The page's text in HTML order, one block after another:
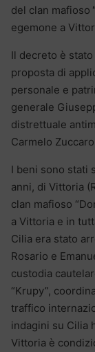
del clan mafioso
egemone a
Il decreto è
proposta di
personale e
generale
distrettuale
Carmelo
I beni sono stati
anni, di Vittoria
clan mafioso
a Vittoria e in
Cilia era stato
Rosario e
custodia
“Krupy”,
traffico
indagini su Cilia
Vittoria è